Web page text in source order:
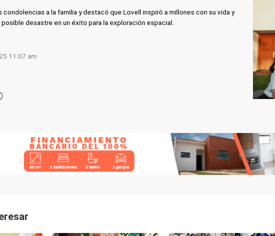
condolencias a la familia y destacó que Lovell inspiró a millones con su vida y
desastre en un éxito para la exploración espacial.
11:07 am